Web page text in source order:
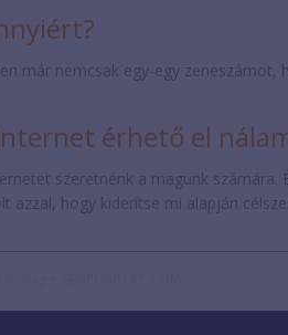
már nemcsak egy-egy
érhető el
szeretnénk a magunk
hogy kiderítse mi alapján